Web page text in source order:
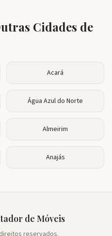
Cidades de
Acará
Água Azul do Norte
Almeirim
Anajás
de Móveis
reservados.